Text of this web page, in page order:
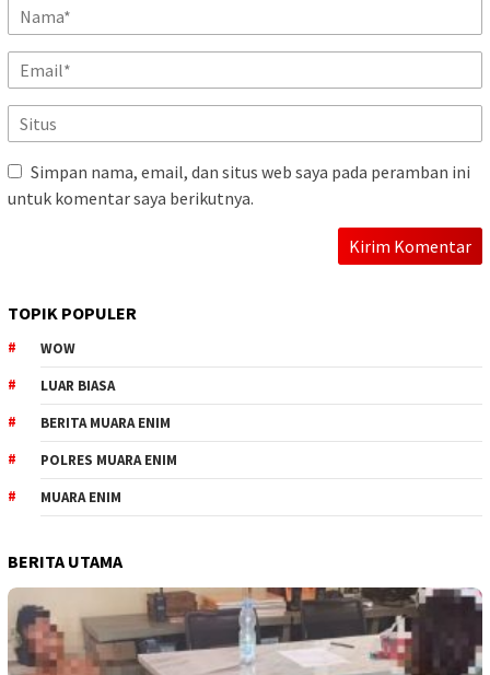
Simpan nama, email, dan situs web saya pada peramban ini
untuk komentar saya berikutnya.
TOPIK POPULER
WOW
LUAR BIASA
BERITA MUARA ENIM
POLRES MUARA ENIM
MUARA ENIM
BERITA UTAMA